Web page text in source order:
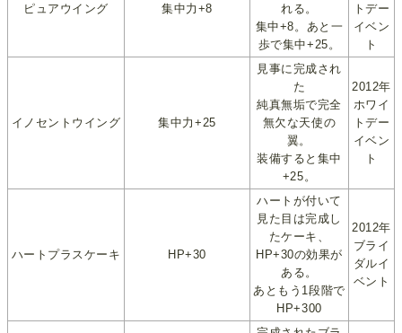
ピュアウイング 集中力+8
れる。
集中+8。あと一
歩で集中+25。
トデー
イベン
ト
イノセントウイング 集中力+25
見事に完成され
た
純真無垢で完全
無欠な天使の
翼。
装備すると集中
+25。
2012年
ホワイ
トデー
イベン
ト
ハートプラスケーキ HP+30
ハートが付いて
見た目は完成し
たケーキ、
HP+30の効果が
ある。
あともう1段階で
HP+300
2012年
ブライ
ダルイ
ベント